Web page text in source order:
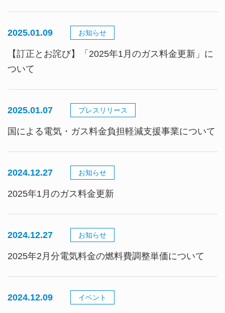
2025.01.09 お知らせ
【訂正とお詫び】「2025年1月のガス料金更新」に
ついて
2025.01.07 プレスリリース
国による電気・ガス料金負担軽減支援事業について
2024.12.27 お知らせ
2025年1月のガス料金更新
2024.12.27 お知らせ
2025年2月分電気料金の燃料費調整単価について
2024.12.09 イベント